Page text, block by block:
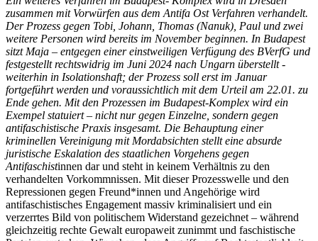
zusammen mit Vorwürfen aus dem Antifa Ost Verfahren verhandelt.
Der Prozess gegen Tobi, Johann, Thomas (Nanuk), Paul und zwei
weitere Personen wird bereits im November beginnen. In Budapest
sitzt Maja – entgegen einer einstweiligen Verfügung des BVerfG und
festgestellt rechtswidrig im Juni 2024 nach Ungarn überstellt -
weiterhin in Isolationshaft; der Prozess soll erst im Januar
fortgeführt werden und voraussichtlich mit dem Urteil am 22.01. zu
Ende gehen. Mit den Prozessen im Budapest-Komplex wird ein
Exempel statuiert – nicht nur gegen Einzelne, sondern gegen
antifaschistische Praxis insgesamt. Die Behauptung einer
kriminellen Vereinigung mit Mordabsichten stellt eine absurde
juristische Eskalation des staatlichen Vorgehens gegen
Antifaschistinnen dar und steht in keinem Verhältnis zu den
verhandelten Vorkommnissen. Mit dieser Prozesswelle und den
Repressionen gegen Freund*innen und Angehörige wird
antifaschistisches Engagement massiv kriminalisiert und ein
verzerrtes Bild von politischem Widerstand gezeichnet – während
gleichzeitig rechte Gewalt europaweit zunimmt und faschistische